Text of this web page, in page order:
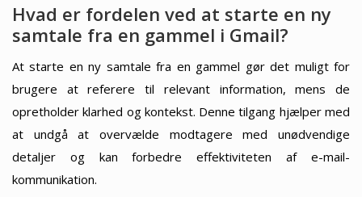
Hvad er fordelen ved at starte en ny
samtale fra en gammel i Gmail?
At starte en ny samtale fra en gammel gør det muligt for
brugere at referere til relevant information, mens de
opretholder klarhed og kontekst. Denne tilgang hjælper med
at undgå at overvælde modtagere med unødvendige
detaljer og kan forbedre effektiviteten af e-mail-
kommunikation.